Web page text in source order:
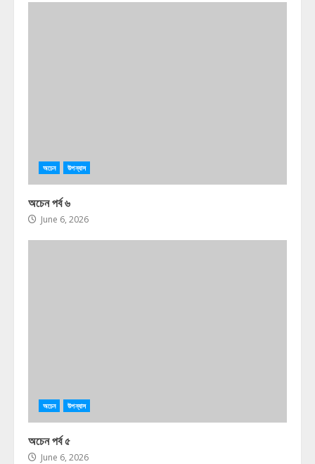
অচেন উপন্যাস
অচেন পর্ব ৬
June 6, 2026
অচেন উপন্যাস
অচেন পর্ব ৫
June 6, 2026